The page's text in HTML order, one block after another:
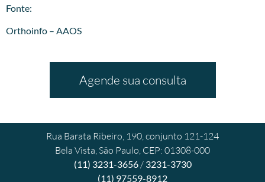
Fonte:
Orthoinfo – AAOS
Agende sua consulta
Rua Barata Ribeiro, 190, conjunto 121-124
Bela Vista, São Paulo, CEP: 01308-000
(11) 3231-3656/ 3231-3730
(11) 97559-8912